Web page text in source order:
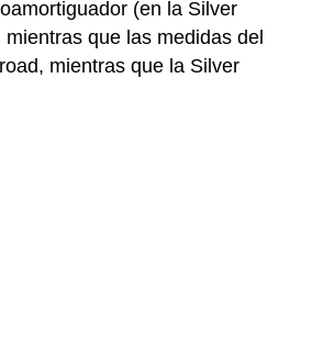
(en la Silver
que las medidas del
mientras que la Silver